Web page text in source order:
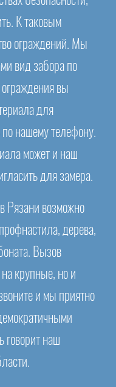
К таковым
ограждений. Мы
вид забора по
вы
для
по нашему телефону.
может и наш
для замера.
Рязани возможно
дерева,
Вызов
крупные, но и
и мы приятно
говорит наш